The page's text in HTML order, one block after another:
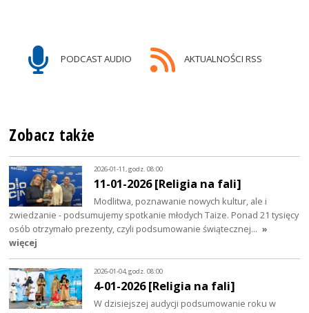
PODCAST AUDIO AKTUALNOŚCI RSS
Zobacz także
2026-01-11, godz. 08:00
11-01-2026 [Religia na fali]
Modlitwa, poznawanie nowych kultur, ale i
zwiedzanie - podsumujemy spotkanie młodych Taize. Ponad 21 tysięcy
osób otrzymało prezenty, czyli podsumowanie świątecznej… »
więcej
2026-01-04, godz. 08:00
4-01-2026 [Religia na fali]
W dzisiejszej audycji podsumowanie roku w